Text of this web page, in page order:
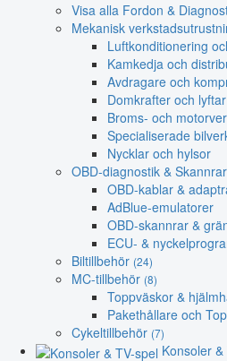
Visa alla Fordon &
Mekanisk
Luftkonditionering
Kamkedja och
Avdragare och
Domkrafter och lyftar
Broms- och
Specialiserade
Nycklar och hylsor
OBD-diagnostik & Skannrar
OBD-kablar &
AdBlue-emulatorer
OBD-skannrar &
ECU- &
Biltillbehör (24)
MC-tillbehör (8)
Toppväskor &
Pakethållare och
Cykeltillbehör (7)
Konsoler &